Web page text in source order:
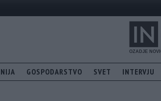
GOSPODARSTVO SVET INTERVJU